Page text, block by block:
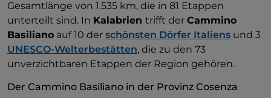
Gesamtlänge von 1.535 km, die in 81 Etappen
unterteilt sind. In Kalabrien trifft der Cammino
Basiliano auf 10 der schönsten Dörfer Italiens und 3
UNESCO-Welterbestätten, die zu den 73
unverzichtbaren Etappen der Region gehören.
Der Cammino Basiliano in der Provinz Cosenza